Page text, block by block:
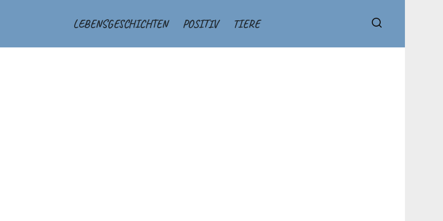
LEBENSGESCHICHTEN POSITIV TIERE